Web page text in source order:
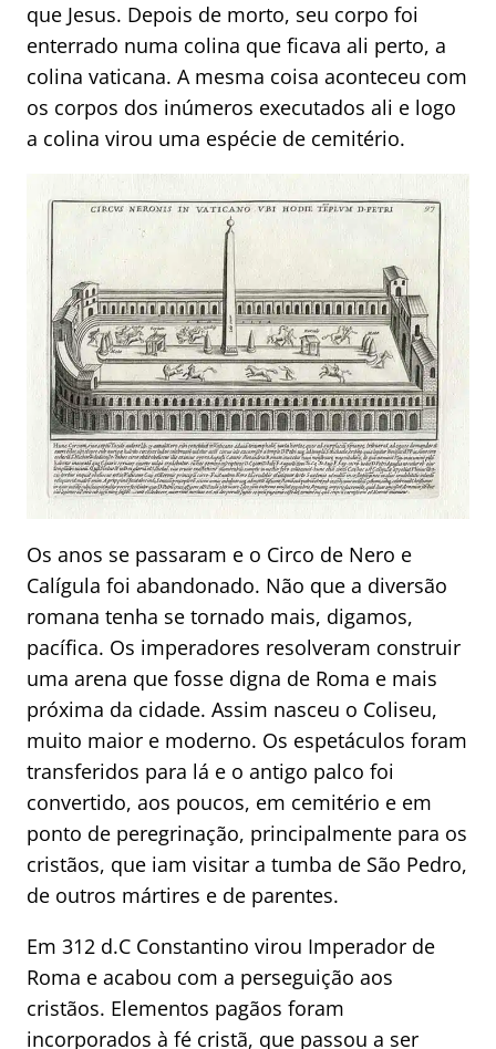
que Jesus. Depois de morto, seu corpo foi
enterrado numa colina que ficava ali perto, a
colina vaticana. A mesma coisa aconteceu com
os corpos dos inúmeros executados ali e logo
a colina virou uma espécie de cemitério.
Os anos se passaram e o Circo de Nero e
Calígula foi abandonado. Não que a diversão
romana tenha se tornado mais, digamos,
pacífica. Os imperadores resolveram construir
uma arena que fosse digna de Roma e mais
próxima da cidade. Assim nasceu o Coliseu,
muito maior e moderno. Os espetáculos foram
transferidos para lá e o antigo palco foi
convertido, aos poucos, em cemitério e em
ponto de peregrinação, principalmente para os
cristãos, que iam visitar a tumba de São Pedro,
de outros mártires e de parentes.
Em 312 d.C Constantino virou Imperador de
Roma e acabou com a perseguição aos
cristãos. Elementos pagãos foram
incorporados à fé cristã, que passou a ser